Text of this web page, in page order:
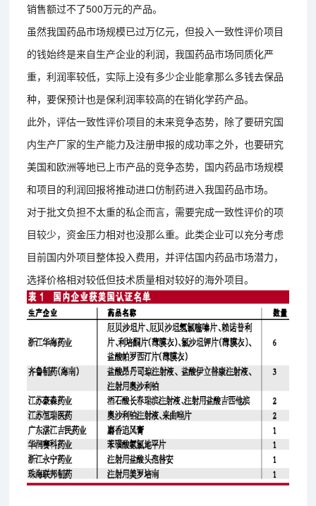
销售额过不了500万元的产品。
虽然我国药品市场规模已过万亿元，但投入一致性评价项目
的钱始终是来自生产企业的利润，我国药品市场同质化严
重，利润率较低，实际上没有多少企业能拿那么多钱去保品
种，要保预计也是保利润率较高的在销化学药产品。
此外，评估一致性评价项目的未来竞争态势，除了要研究国
内生产厂家的生产能力及注册申报的成功率之外，也要研究
美国和欧洲等地已上市产品的竞争态势，国内药品市场规模
和项目的利润回报将推动进口仿制药进入我国药品市场。
对于批文负担不太重的私企而言，需要完成一致性评价的项
目较少，资金压力相对也没那么重。此类企业可以充分考虑
目前国内外项目整体投入费用，并评估国内药品市场潜力，
选择价格相对较低但技术质量相对较好的海外项目。